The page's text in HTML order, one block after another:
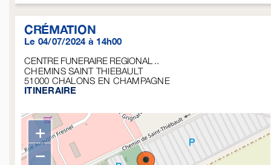
CRÉMATION
Le 04/07/2024 à 14h00
CENTRE FUNERAIRE REGIONAL ..
CHEMINS SAINT THIEBAULT
51000 CHALONS EN CHAMPAGNE
ITINERAIRE
+
−